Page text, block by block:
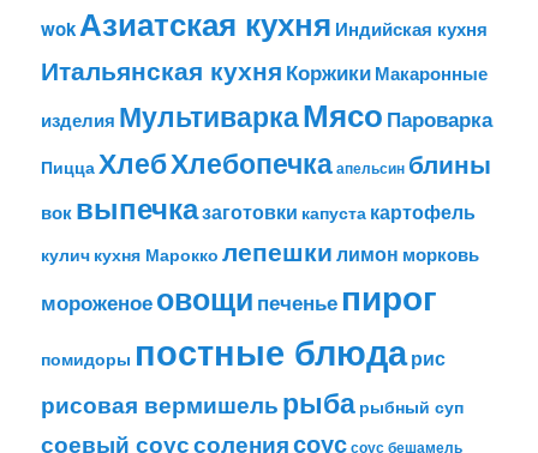
wokАзиатская кухня Индийская кухня
Итальянская кухня КоржикиМакаронные
изделия МультиваркаМясо Пароварка
ПиццаХлебХлебопечкаапельсин блины
воквыпечказаготовки капуста картофель
кулич кухня Марокко лепешкилимон морковь
мороженоеовощи печенье пирог
помидоры постные блюдарис
рисовая вермишельрыба рыбный суп
соевый соуссолениясоуссоус бешамель